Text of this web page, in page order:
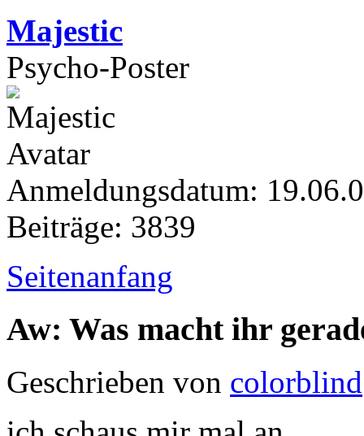
Majestic
Psycho-Poster
Anmeldungsdatum:
Beiträge: 3839
Seitenanfang
Aw: Was macht ihr
Geschrieben von colorblind